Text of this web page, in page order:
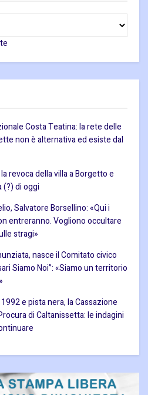
Costa Teatina: la rete delle
non è alternativa ed esiste dal
revoca della villa a Borgetto e
(?) di oggi
Salvatore Borsellino: «Qui i
entreranno. Vogliono occultare
stragi»
nasce il Comitato civico
Siamo Noi”: «Siamo un territorio
e pista nera, la Cassazione
di Caltanissetta: le indagini